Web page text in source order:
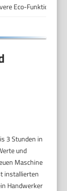
Eco-Funktionen
3 Stunden in
und
Maschine
installierten
Handwerker